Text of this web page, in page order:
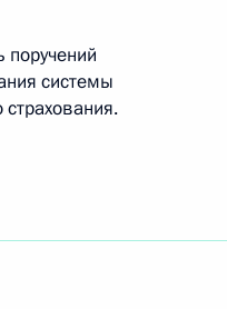
поручений
системы